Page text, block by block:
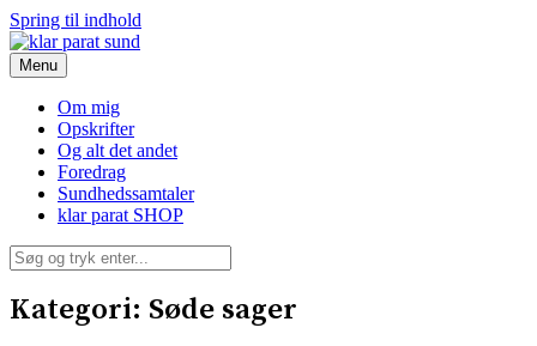
Spring til indhold
klar parat sund
Menu
Om mig
Opskrifter
Og alt det andet
Foredrag
Sundhedssamtaler
klar parat SHOP
Kategori: Søde sager